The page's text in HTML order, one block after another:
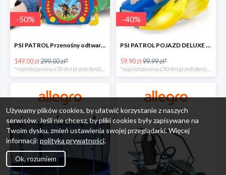
-50%
PSI PATROL Przenośny odtwarzacz CD Karaoke PAW -50%
149.00 zł299.00 zł*
*najniższa cena z 30 dni przed obniżką
-40%
PSI PATROL POJAZD DELUXE FIGURKA CHASE MIGHTY PUPS -40%
59.90 zł99.99 zł*
*najniższa cena z 30 dni przed obniżką
Używamy plików cookies, by ułatwić korzystanie z naszych
serwisów. Jeśli nie chcesz, by pliki cookies były zapisywane na
Twoim dysku, zmień ustawienia swojej przeglądarki. Więcej
informacji: polityka prywatności.
Ok, rozumiem